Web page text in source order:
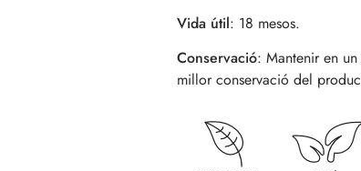
Vida útil: 18 mesos.
Conservació: Mantenir en
millor conservació del